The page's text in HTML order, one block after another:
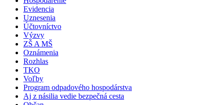
Evidencia
Uznesenia
Účtovníctvo
Výzvy
ZŠ A MŠ
Oznámenia
Rozhlas
TKO
Voľby
Program odpadového hospodárstva
Aj z násilia vedie bezpečná cesta